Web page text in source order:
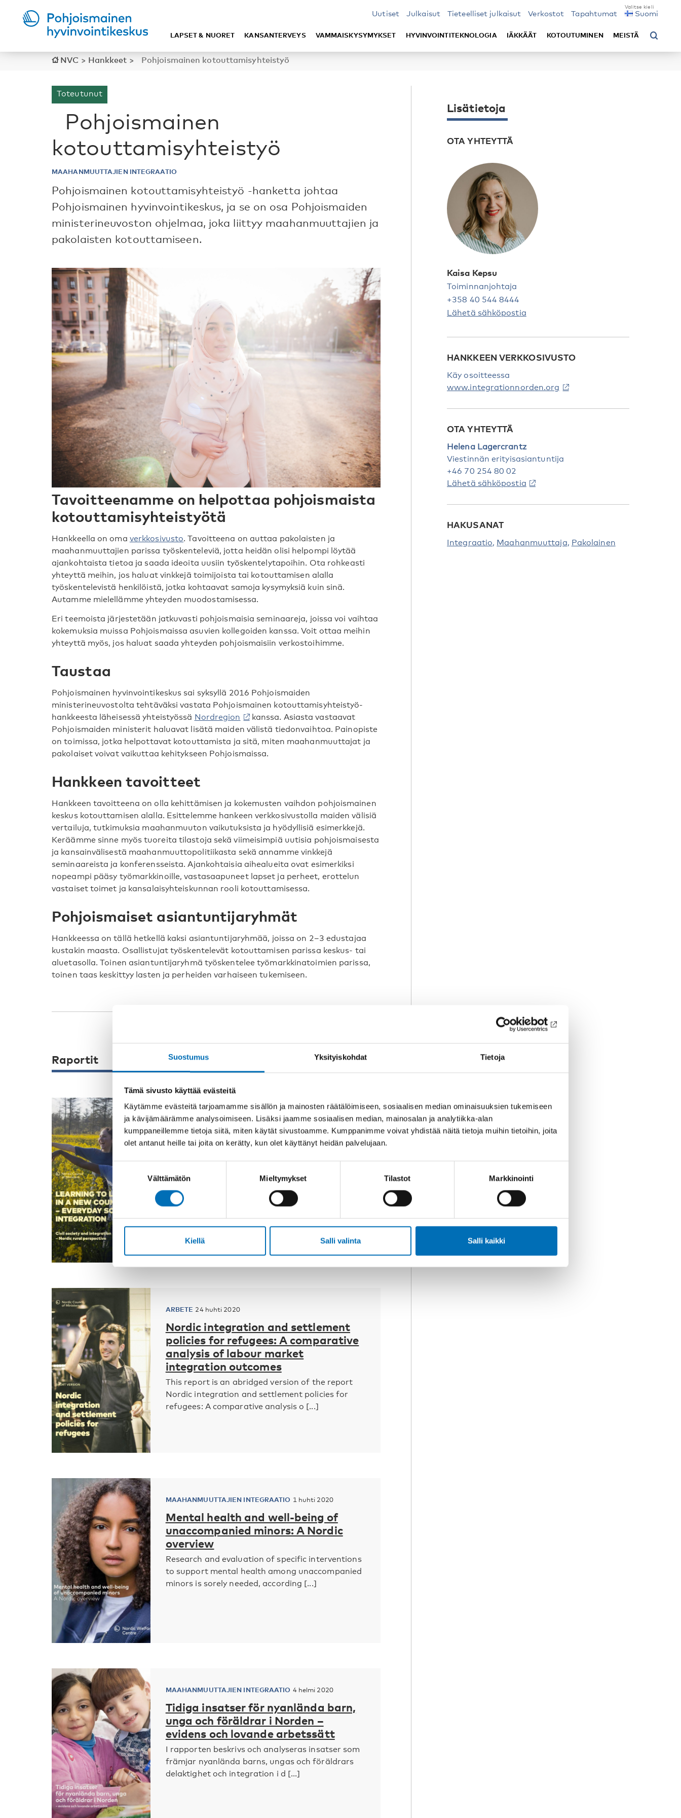
Suostumus Yksityiskohdat Tietoja
Tämä sivusto käyttää evästeitä
Käytämme evästeitä tarjoamamme sisällön ja mainosten räätälöimiseen, sosiaalisen median ominaisuuksien tukemiseen
ja kävijämäärämme analysoimiseen. Lisäksi jaamme sosiaalisen median, mainosalan ja analytiikka-alan
kumppaneillemme tietoja siitä, miten käytät sivustoamme. Kumppanimme voivat yhdistää näitä tietoja muihin tietoihin, joita
olet antanut heille tai joita on kerätty, kun olet käyttänyt heidän palvelujaan.
Suostumuksen
Välttämätön Mieltymykset Tilastot Markkinointi
Kiellä Salli valinta Salli kaikki
Uutiset Julkaisut Tieteelliset julkaisut Verkostot Tapahtumat Suomi
LAPSET & NUORET KANSANTERVEYS VAMMAISKYSYMYKSET HYVINVOINTITEKNOLOGIA IÄKKÄÄT KOTOUTUMINEN MEISTÄ
NVC > Hankkeet > Pohjoismainen kotouttamisyhteistyö
Toteutunut
Pohjoismainen
kotouttamisyhteistyö
MAAHANMUUTTAJIEN INTEGRAATIO
Pohjoismainen kotouttamisyhteistyö -hanketta johtaa
Pohjoismainen hyvinvointikeskus, ja se on osa Pohjoismaiden
ministerineuvoston ohjelmaa, joka liittyy maahanmuuttajien ja
pakolaisten kotouttamiseen.
Tavoitteenamme on helpottaa pohjoismaista
kotouttamisyhteistyötä
Hankkeella on oma verkkosivusto. Tavoitteena on auttaa pakolaisten ja
maahanmuuttajien parissa työskenteleviä, jotta heidän olisi helpompi löytää
ajankohtaista tietoa ja saada ideoita uusiin työskentelytapoihin. Ota rohkeasti
yhteyttä meihin, jos haluat vinkkejä toimijoista tai kotouttamisen alalla
työskentelevistä henkilöistä, jotka kohtaavat samoja kysymyksiä kuin sinä.
Autamme mielellämme yhteyden muodostamisessa.
Eri teemoista järjestetään jatkuvasti pohjoismaisia seminaareja, joissa voi vaihtaa
kokemuksia muissa Pohjoismaissa asuvien kollegoiden kanssa. Voit ottaa meihin
yhteyttä myös, jos haluat saada yhteyden pohjoismaisiin verkostoihimme.
Taustaa
Pohjoismainen hyvinvointikeskus sai syksyllä 2016 Pohjoismaiden
ministerineuvostolta tehtäväksi vastata Pohjoismainen kotouttamisyhteistyö-
hankkeesta läheisessä yhteistyössä Nordregion
kanssa. Asiasta vastaavat
Pohjoismaiden ministerit haluavat lisätä maiden välistä tiedonvaihtoa. Painopiste
on toimissa, jotka helpottavat kotouttamista ja sitä, miten maahanmuuttajat ja
pakolaiset voivat vaikuttaa kehitykseen Pohjoismaissa.
Hankkeen tavoitteet
Hankkeen tavoitteena on olla kehittämisen ja kokemusten vaihdon pohjoismainen
keskus kotouttamisen alalla. Esittelemme hankeen verkkosivustolla maiden välisiä
vertailuja, tutkimuksia maahanmuuton vaikutuksista ja hyödyllisiä esimerkkejä.
Keräämme sinne myös tuoreita tilastoja sekä viimeisimpiä uutisia pohjoismaisesta
ja kansainvälisestä maahanmuuttopolitiikasta sekä annamme vinkkejä
seminaareista ja konferensseista. Ajankohtaisia aihealueita ovat esimerkiksi
nopeampi pääsy työmarkkinoille, vastasaapuneet lapset ja perheet, erottelun
vastaiset toimet ja kansalaisyhteiskunnan rooli kotouttamisessa.
Pohjoismaiset asiantuntijaryhmät
Hankkeessa on tällä hetkellä kaksi asiantuntijaryhmää, joissa on 2–3 edustajaa
kustakin maasta. Osallistujat työskentelevät kotouttamisen parissa keskus- tai
aluetasolla. Toinen asiantuntijaryhmä työskentelee työmarkkinatoimien parissa,
toinen taas keskittyy lasten ja perheiden varhaiseen tukemiseen.
Raportit
MAAHANMUUTTAJIEN INTEGRAATIO 17 kesä 2020
Learning to live in a new country –
Civil society and integration – Nordic
rural perspective
The Nordic countries have varying experience of
receiving and integrating refugees and other
immigrants into our societies. Settli [...]
ARBETE 24 huhti 2020
Nordic integration and settlement
policies for refugees: A comparative
analysis of labour market
integration outcomes
This report is an abridged version of the report
Nordic integration and settlement policies for
refugees: A comparative analysis o [...]
MAAHANMUUTTAJIEN INTEGRAATIO 1 huhti 2020
Mental health and well-being of
unaccompanied minors: A Nordic
overview
Research and evaluation of specific interventions
to support mental health among unaccompanied
minors is sorely needed, according [...]
MAAHANMUUTTAJIEN INTEGRAATIO 4 helmi 2020
Tidiga insatser för nyanlända barn,
unga och föräldrar i Norden –
evidens och lovande arbetssätt
I rapporten beskrivs och analyseras insatser som
främjar nyanlända barns, ungas och föräldrars
delaktighet och integration i d [...]
Lisätietoja
OTA YHTEYTTÄ
Kaisa Kepsu
Toiminnanjohtaja
+358 40 544 8444
Lähetä sähköpostia
HANKKEEN VERKKOSIVUSTO
Käy osoitteessa
www.integrationnorden.org
OTA YHTEYTTÄ
Helena Lagercrantz
Viestinnän erityisasiantuntija
+46 70 254 80 02
Lähetä sähköpostia
HAKUSANAT
Integraatio Maahanmuuttaja Pakolainen